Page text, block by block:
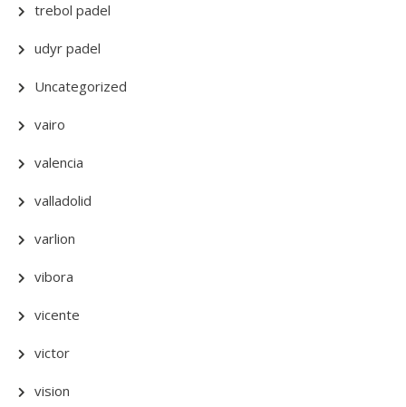
trebol padel
udyr padel
Uncategorized
vairo
valencia
valladolid
varlion
vibora
vicente
victor
vision